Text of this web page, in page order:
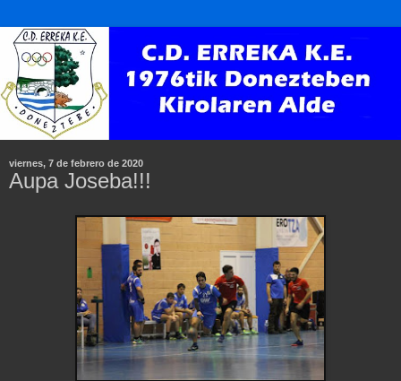
viernes, 7 de febrero de 2020
Aupa Joseba!!!